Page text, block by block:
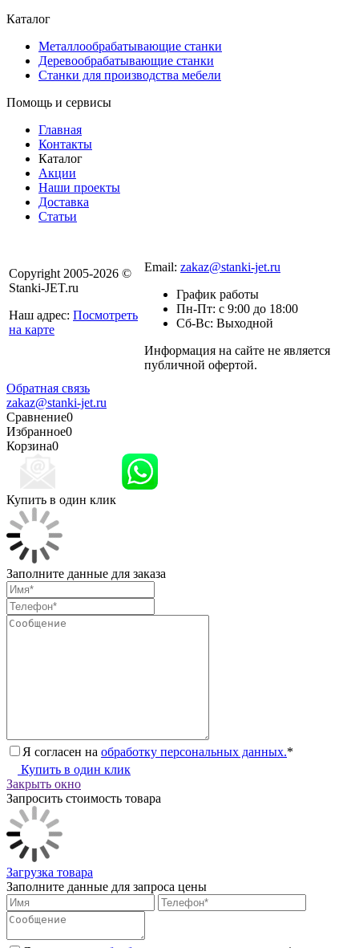
Каталог
Металлообрабатывающие станки
Деревообрабатывающие станки
Станки для производства мебели
Помощь и сервисы
Главная
Контакты
Каталог
Акции
Наши проекты
Доставка
Статьи
Copyright 2005-2026 ©
Stanki-JET.ru
Наш адрес: Посмотреть
на карте
Email: zakaz@stanki-jet.ru
График работы
Пн-Пт: с 9:00 до 18:00
Сб-Вс: Выходной
Информация на сайте не является
публичной офертой.
Обратная связь
zakaz@stanki-jet.ru
Сравнение0
Избранное0
Корзина0
Купить в один клик
Заполните данные для заказа
Я согласен на обработку персональных данных.*
Купить в один клик
Закрыть окно
Запросить стоимость товара
Загрузка товара
Заполните данные для запроса цены